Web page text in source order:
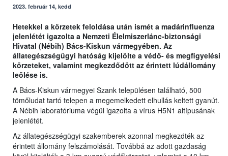
2023. február 14, kedd
Hetekkel a körzetek feloldása után ismét a madárinfluenza
jelenlétét igazolta a Nemzeti Élelmiszerlánc-biztonsági
Hivatal (Nébih) Bács-Kiskun vármegyében. Az
állategészségügyi hatóság kijelölte a védő- és megfigyelési
körzeteket, valamint megkezdődött az érintett lúdállomány
leölése is.
A Bács-Kiskun vármegyei Szank településen található, 500
tömőludat tartó telepen a megemelkedett elhullás keltett gyanút.
A Nébih laboratóriuma végül igazolta a vírus H5N1 altípusának
jelenlétét.
Az állategészségügyi szakemberek azonnal megkezdték az
érintett állomány felszámolását. Továbbá az adott gazdaság